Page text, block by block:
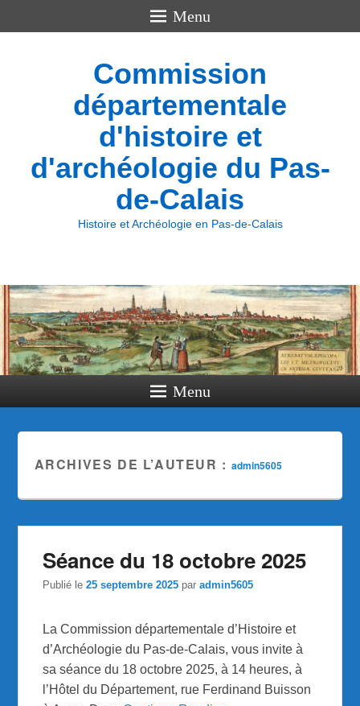
Menu
Commission
départementale
d'histoire et
d'archéologie du Pas-
de-Calais
Histoire et Archéologie en Pas-de-Calais
Menu
ARCHIVES DE L’AUTEUR :admin5605
Séance du 18 octobre 2025
Publié le25 septembre 2025 paradmin5605
La Commission départementale d’Histoire et
d’Archéologie du Pas-de-Calais, vous invite à
sa séance du 18 octobre 2025, à 14 heures, à
l’Hôtel du Département, rue Ferdinand Buisson